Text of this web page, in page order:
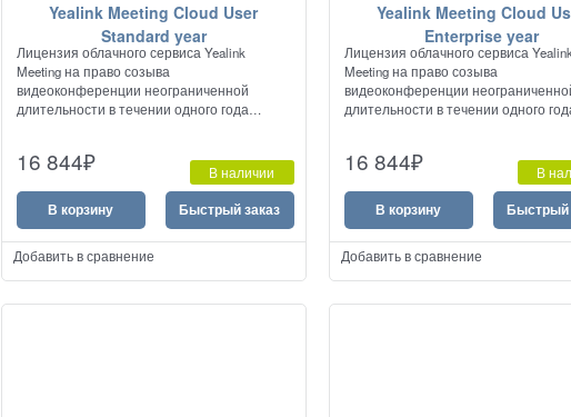
Yealink Meeting Cloud User
Standard year
Лицензия облачного сервиса Yealink
Meeting на право созыва
видеоконференции неограниченной
длительности в течении одного года
16 844₽ В наличии
В корзину Быстрый заказ
Добавить в сравнение
Yealink Meeting Cloud
Enterprise year
Лицензия облачного сервиса Yealink
Meeting на право созыва
видеоконференции
длительности в течении одного
приобретением лицензии YC-
16 844₽ В
В корзину Быстрый
Добавить в сравнение